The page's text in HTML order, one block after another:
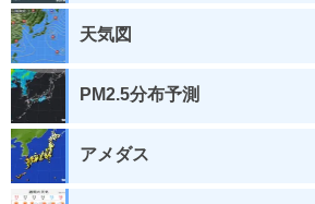
天気図
PM2.5分布予測
アメダス